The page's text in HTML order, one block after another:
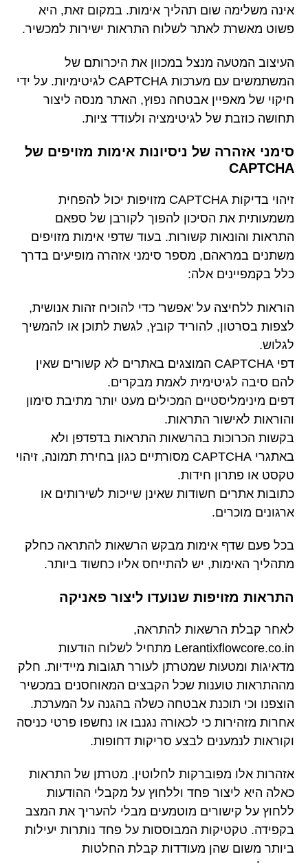
אינה משלימה שום תהליך אימות. במקום זאת, היא
פשוט מאשרת לאתר לשלוח התראות ישירות למכשיר.
העיצוב המטעה מנצל במכוון את היכרותם של
המשתמשים עם מערכות CAPTCHA לגיטימיות. על ידי
חיקוי של מאפיין אבטחה נפוץ, האתר מנסה ליצור
תחושה כוזבת של לגיטימציה ולעודד ציות.
סימני אזהרה של ניסיונות אימות מזויפים של
CAPTCHA
זיהוי בדיקות CAPTCHA מזויפות יכול להפחית
משמעותית את הסיכון להפוך לקורבן של ספאם
התראות והונאות קשורות. בעוד שדפי אימות מזויפים
משתנים במראהם, מספר סימני אזהרה מופיעים בדרך
כלל בקמפיינים אלה:
הוראות ללחיצה על 'אפשר' כדי להוכיח זהות אנושית,
לצפות בסרטון, להוריד קובץ, לגשת לתוכן או להמשיך
לגלוש.
דפי CAPTCHA המוצגים באתרים לא קשורים שאין
להם סיבה לגיטימית לאמת מבקרים.
דפים מינימליסטיים המכילים מעט יותר מתיבת סימון
והוראות לאישור התראות.
בקשות הכרוכות בהרשאות התראות בדפדפן ולא
באתגרי CAPTCHA מסורתיים כגון בחירת תמונה, זיהוי
טקסט או פתרון חידות.
כתובות אתרים חשודות שאינן שייכות לשירותים או
ארגונים מוכרים.
בכל פעם שדף אימות מבקש הרשאות להתראה כחלק
מתהליך האימות, יש להתייחס אליו כחשוד ביותר.
התראות מזויפות שנועדו ליצור פאניקה
לאחר קבלת הרשאות להתראה,
Lerantixflowcore.co.in מתחיל לשלוח הודעות
מדאיגות ומטעות שמטרתן לעורר תגובות מיידיות. חלק
מההתראות טוענות שכל הקבצים המאוחסנים במכשיר
הוצפנו וכי תוכנת אבטחה כשלה בהגנה על המערכת.
אחרות מזהירות כי לכאורה נגנבו או נחשפו פרטי כניסה
וקוראות לנמענים לבצע סריקות דחופות.
אזהרות אלו מפוברקות לחלוטין. מטרתן של התראות
כאלה היא ליצור פחד וללחוץ על מקבלי ההודעות
ללחוץ על קישורים מוטמעים מבלי להעריך את המצב
בקפידה. טקטיקות המבוססות על פחד נותרות יעילות
ביותר משום שהן מעודדות קבלת החלטות